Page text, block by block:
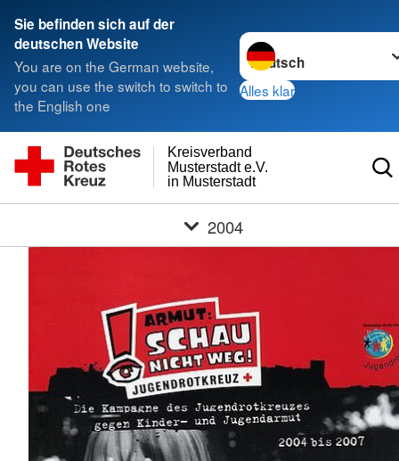
Sie befinden sich auf der
deutschen Website
You are on the German website,
you can use the switch to switch to
the English one
Sprache wechseln zu
Alles klar
in Musterstadt
Musterstadt e.V.
Kreisverband
2004